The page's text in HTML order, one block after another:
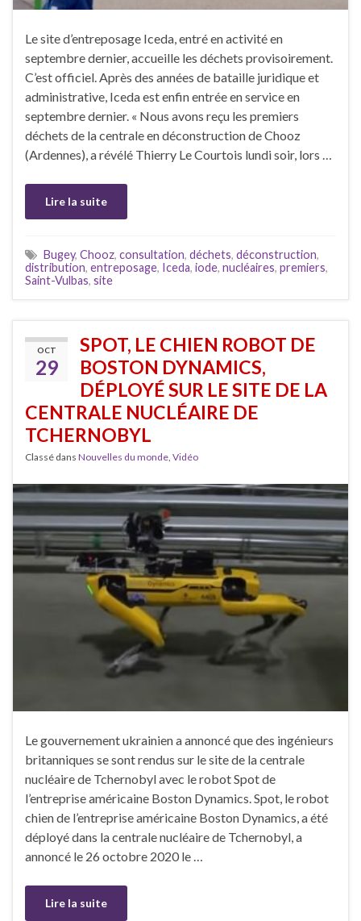
Le site d’entreposage Iceda, entré en activité en
septembre dernier, accueille les déchets provisoirement.
C’est officiel. Après des années de bataille juridique et
administrative, Iceda est enfin entrée en service en
septembre dernier. « Nous avons reçu les premiers
déchets de la centrale en déconstruction de Chooz
(Ardennes), a révélé Thierry Le Courtois lundi soir, lors …
Lire la suite
Bugey, Chooz, consultation, déchets, déconstruction,
distribution, entreposage, Iceda, iode, nucléaires, premiers,
Saint-Vulbas, site
OCT
29
SPOT, LE CHIEN ROBOT DE
BOSTON DYNAMICS,
DÉPLOYÉ SUR LE SITE DE LA
CENTRALE NUCLÉAIRE DE
TCHERNOBYL
Classé dans Nouvelles du monde, Vidéo
Le gouvernement ukrainien a annoncé que des ingénieurs
britanniques se sont rendus sur le site de la centrale
nucléaire de Tchernobyl avec le robot Spot de
l’entreprise américaine Boston Dynamics. Spot, le robot
chien de l’entreprise américaine Boston Dynamics, a été
déployé dans la centrale nucléaire de Tchernobyl, a
annoncé le 26 octobre 2020 le …
Lire la suite